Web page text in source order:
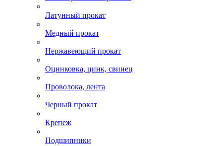
Латунный прокат
Медный прокат
Нержавеющий прокат
Оцинковка, цинк, свинец
Проволока, лента
Черный прокат
Крепеж
Подшипники